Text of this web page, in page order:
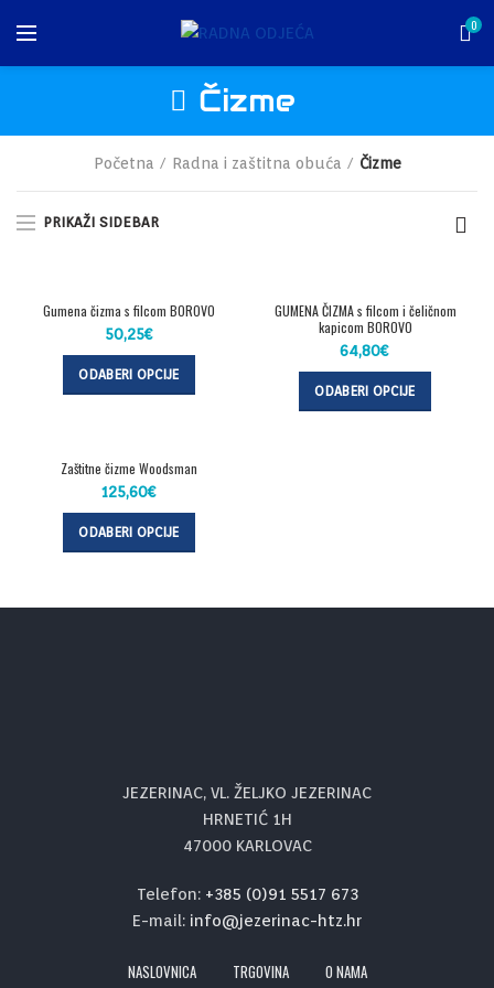
0
Čizme
Početna Radna i zaštitna obuća Čizme
PRIKAŽI SIDEBAR
Gumena čizma s filcom BOROVO
50,25€
ODABERI OPCIJE
GUMENA ČIZMA s filcom i čeličnom
kapicom BOROVO
64,80€
ODABERI OPCIJE
Zaštitne čizme Woodsman
125,60€
ODABERI OPCIJE
JEZERINAC, VL. ŽELJKO JEZERINAC
HRNETIĆ 1H
47000 KARLOVAC
Telefon: +385 (0)91 5517 673
E-mail: info@jezerinac-htz.hr
NASLOVNICA TRGOVINA O NAMA